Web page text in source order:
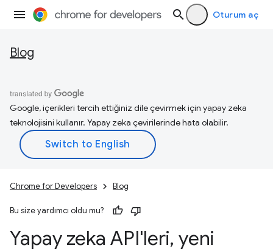
Oturum aç
Blog
Google, içerikleri tercih ettiğiniz dile çevirmek için yapay zeka
teknolojisini kullanır. Yapay zeka çevirilerinde hata olabilir.
Chrome for Developers Blog
Bu size yardımcı oldu mu?
Yapay zeka API'leri, yeni